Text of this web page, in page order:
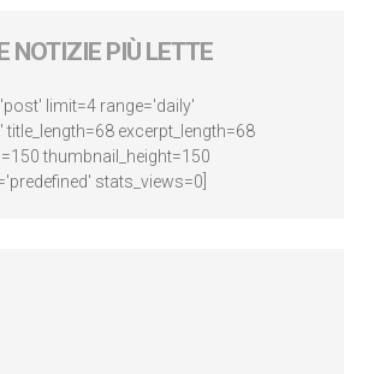
NOTIZIE PIÙ LETTE
limit=4 range='daily'
excerpt_length=68
thumbnail_height=150
stats_views=0]